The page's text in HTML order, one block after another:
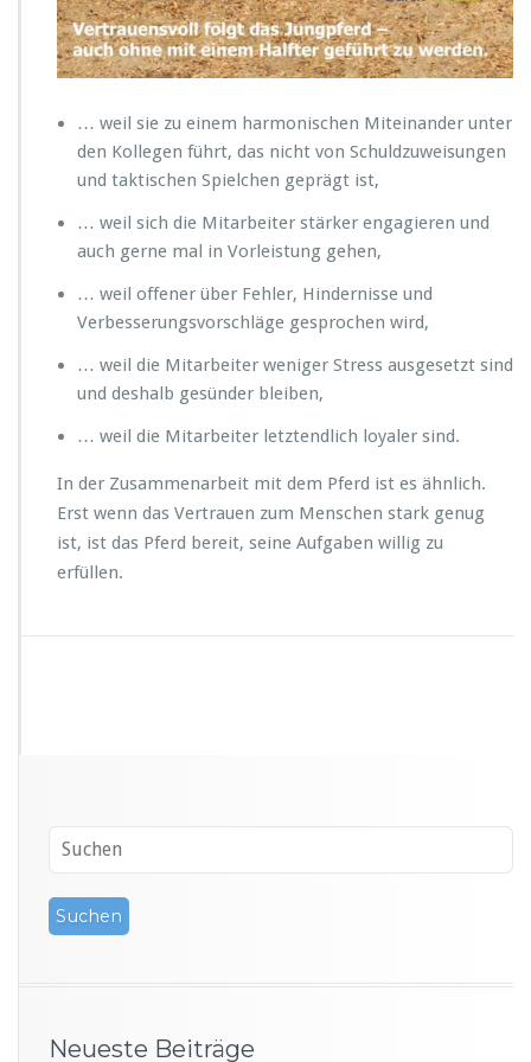
n
s
k
u
t
u
o
c
h
i
s
… weil sie zu einem harmonischen Miteinander unter
den Kollegen führt, das nicht von Schuldzuweisungen
und taktischen Spielchen geprägt ist,
… weil sich die Mitarbeiter stärker engagieren und
auch gerne mal in Vorleistung gehen,
… weil offener über Fehler, Hindernisse und
Verbesserungsvorschläge gesprochen wird,
… weil die Mitarbeiter weniger Stress ausgesetzt sind
und deshalb gesünder bleiben,
… weil die Mitarbeiter letztendlich loyaler sind.
In der Zusammenarbeit mit dem Pferd ist es ähnlich.
Erst wenn das Vertrauen zum Menschen stark genug
ist, ist das Pferd bereit, seine Aufgaben willig zu
erfüllen.
Neueste Beiträge